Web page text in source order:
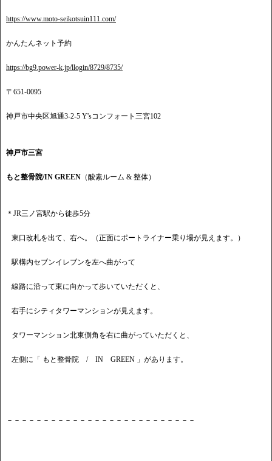
https://www.moto-seikotsuin111.com/
かんたんネット予約
https://bg9.power-k.jp/llogin/8729/8735/
〒651-0095
神戸市中央区旭通3-2-5 Y'sコンフォート三宮102
神戸市三宮
もと整骨院/IN GREEN （酸素ルーム & 整体）
＊JR三ノ宮駅から徒歩5分
東口改札を出て、右へ。（正面にポートライナー乗り場が見えます。）
駅構内セブンイレブンを左へ曲がって
線路に沿って東に向かって歩いていただくと、
右手にシティタワーマンションが見えます。
タワーマンション北東側角を右に曲がっていただくと、
左側に「 もと整骨院 / IN GREEN 」があります。
－－－－－－－－－－－－－－－－－－－－－－－－－－